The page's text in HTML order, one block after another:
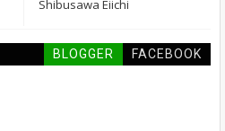
Shibusawa Eiichi
BLOGGER FACEBOOK